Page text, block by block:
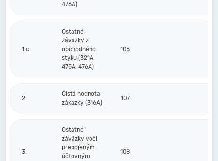
476A)
1.c.
Ostatné
záväzky z
obchodného
styku (321A,
475A, 476A)
106
2.
Čistá hodnota
zákazky (316A)
107
3.
Ostatné
záväzky voči
prepojeným
účtovným
108